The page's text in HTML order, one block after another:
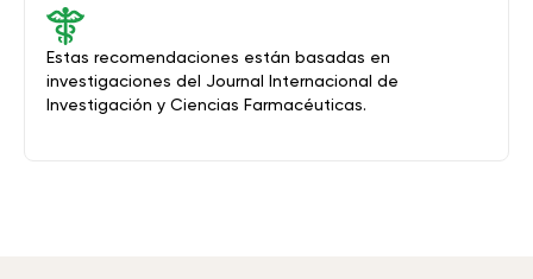
Estas recomendaciones están basadas en
investigaciones del Journal Internacional de
Investigación y Ciencias Farmacéuticas.